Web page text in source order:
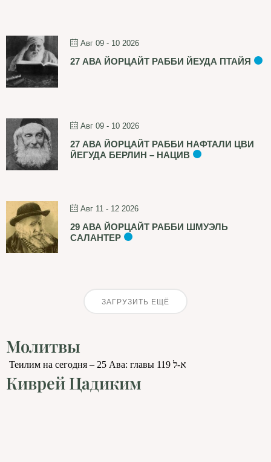
Авг 09 - 10 2026
27 АВА ЙОРЦАЙТ РАББИ ЙЕУДА ПТАЙЯ
Авг 09 - 10 2026
27 АВА ЙОРЦАЙТ РАББИ НАФТАЛИ ЦВИ
ЙЕГУДА БЕРЛИН – НАЦИВ
Авг 11 - 12 2026
29 АВА ЙОРЦАЙТ РАББИ ШМУЭЛЬ
САЛАНТЕР
ЗАГРУЗИТЬ ЕЩЁ
Молитвы
Теилим на сегодня – 25 Ава: главы 119 א-ל
Киврей Цадиким